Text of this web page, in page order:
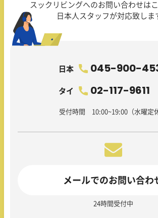
スックリビングへのお問い合わせはこ
日本人スタッフが対応致しま
日本 045-900-
タイ 02-117-9611
受付時間 10:00~19:00（水曜定
メールでのお問い合わ
24時間受付中